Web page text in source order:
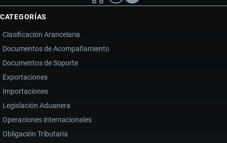
CATEGORÍAS
Clasificación Arancelaria
Documentos de Acompañamiento
Documentos de Soporte
Exportaciones
Importaciones
Legislación Aduanera
Operaciones internacionales
Obligación Tributaria